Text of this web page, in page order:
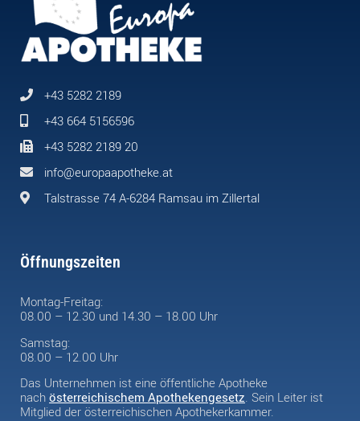
+43 5282 2189
+43 664 5156596
+43 5282 2189 20
info@europaapotheke.at
Talstrasse 74 A-6284 Ramsau im Zillertal
Öffnungszeiten
Montag-Freitag:
08.00 – 12.30 und 14.30 – 18.00 Uhr
Samstag:
08.00 – 12.00 Uhr
Das Unternehmen ist eine öffentliche Apotheke
nach österreichischem Apothekengesetz. Sein Leiter ist
Mitglied der österreichischen Apothekerkammer.